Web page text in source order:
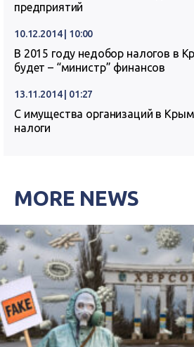
предприятий
10.12.2014 | 10:00
В 2015 году недобор налогов в
будет – “министр” финансов
13.11.2014 | 01:27
С имущества организаций в
налоги
MORE NEWS